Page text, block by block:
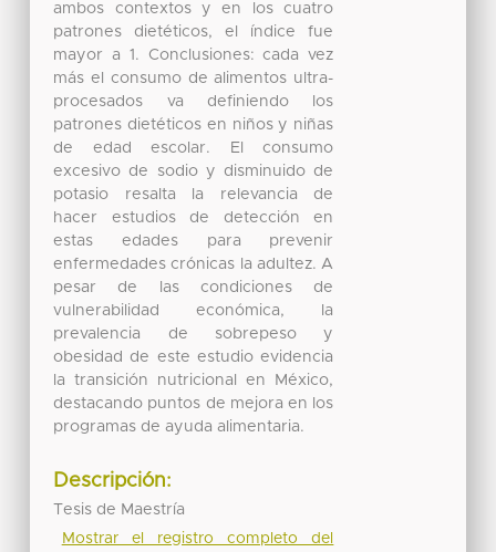
ambos contextos y en los cuatro
patrones dietéticos, el índice fue
mayor a 1. Conclusiones: cada vez
más el consumo de alimentos ultra-
procesados va definiendo los
patrones dietéticos en niños y niñas
de edad escolar. El consumo
excesivo de sodio y disminuido de
potasio resalta la relevancia de
hacer estudios de detección en
estas edades para prevenir
enfermedades crónicas la adultez. A
pesar de las condiciones de
vulnerabilidad económica, la
prevalencia de sobrepeso y
obesidad de este estudio evidencia
la transición nutricional en México,
destacando puntos de mejora en los
programas de ayuda alimentaria.
Descripción:
Tesis de Maestría
Mostrar el registro completo del